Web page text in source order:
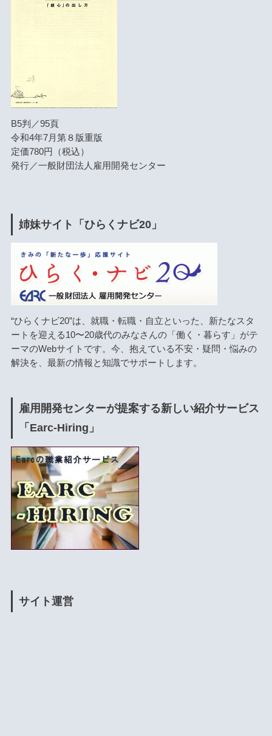
B5判／95頁
令和4年7月第８版重版
定価780円（税込）
発行／一般財団法人雇用開発センター
姉妹サイト「ひらくナビ20」
“ひらくナビ20”は、就職・転職・自立といった、新たなスタ
ートを迎える10〜20歳代のみなさんの「働く・暮らす」がテ
ーマのWebサイトです。今、抱えている不安・疑問・悩みの
解決を、最新の情報と知識でサポートします。
雇用開発センターが提案する新しい紹介サービス
「Earc-Hiring」
サイト運営